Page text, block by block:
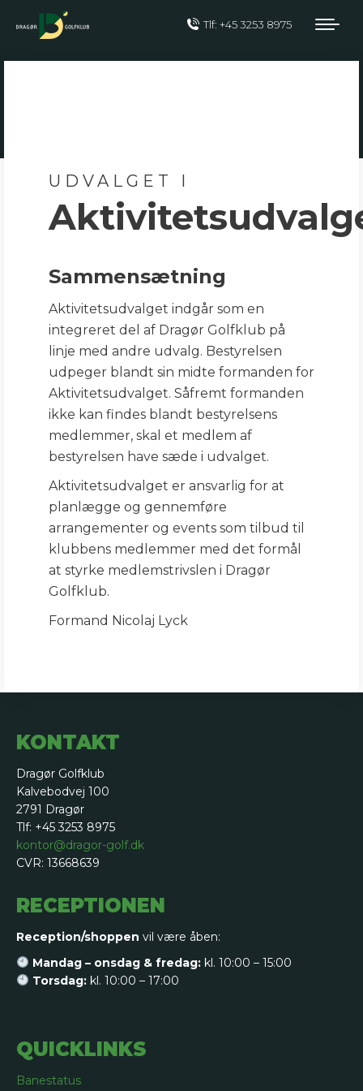
Tlf: +45 3253 8975
UDVALGET I
Sammensætning
Aktivitetsudvalget indgår som en
integreret del af Dragør Golfklub på
linje med andre udvalg. Bestyrelsen
udpeger blandt sin midte formanden for
Aktivitetsudvalget. Såfremt formanden
ikke kan findes blandt bestyrelsens
medlemmer, skal et medlem af
bestyrelsen have sæde i udvalget.
Aktivitetsudvalget er ansvarlig for at
planlægge og gennemføre
arrangementer og events som tilbud til
klubbens medlemmer med det formål
at styrke medlemstrivslen i Dragør
Golfklub.
Formand Nicolaj Lyck
KONTAKT
Dragør Golfklub
Kalvebodvej 100
2791 Dragør
Tlf: +45 3253 8975
kontor@dragor-golf.dk
CVR: 13668639
RECEPTIONEN
Reception/shoppen vil være åben:
Mandag – onsdag & fredag:kl. 10:00 – 15:00
Torsdag:kl. 10:00 – 17:00
QUICKLINKS
Banestatus